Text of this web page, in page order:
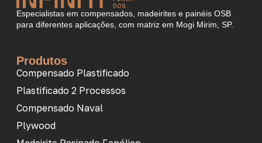
Especialistas em compensados, madeirites e painéis OSB
para diferentes aplicações, com matriz em Mogi Mirim, SP.
Produtos
Compensado Plastificado
Plastificado 2 Processos
Compensado Naval
Plywood